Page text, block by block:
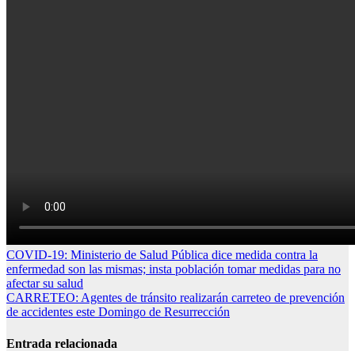
Navegación
de
entradas
COVID-19: Ministerio de Salud Pública dice medida contra la
enfermedad son las mismas; insta población tomar medidas para no
afectar su salud
CARRETEO: Agentes de tránsito realizarán carreteo de prevención
de accidentes este Domingo de Resurrección
Entrada relacionada